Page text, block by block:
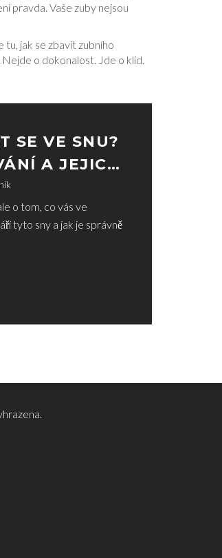
pravda. Vaše zuby nejsou
jak se zbavit zubního
o dokonalost. Jde o klid.
SE VE SNU?
A JEJICH
o tom, co vás ve
tyto sny a jak je správně